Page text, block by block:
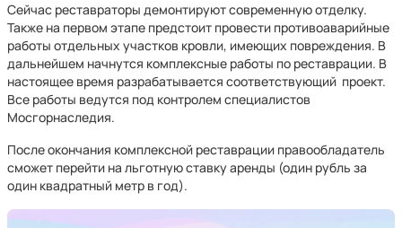
Сейчас реставраторы демонтируют современную отделку.
Также на первом этапе предстоит провести противоаварийные
работы отдельных участков кровли, имеющих повреждения. В
дальнейшем начнутся комплексные работы по реставрации. В
настоящее время разрабатывается соответствующий проект.
Все работы ведутся под контролем специалистов
Мосгорнаследия.
После окончания комплексной реставрации правообладатель
сможет перейти на льготную ставку аренды (один рубль за
один квадратный метр в год).